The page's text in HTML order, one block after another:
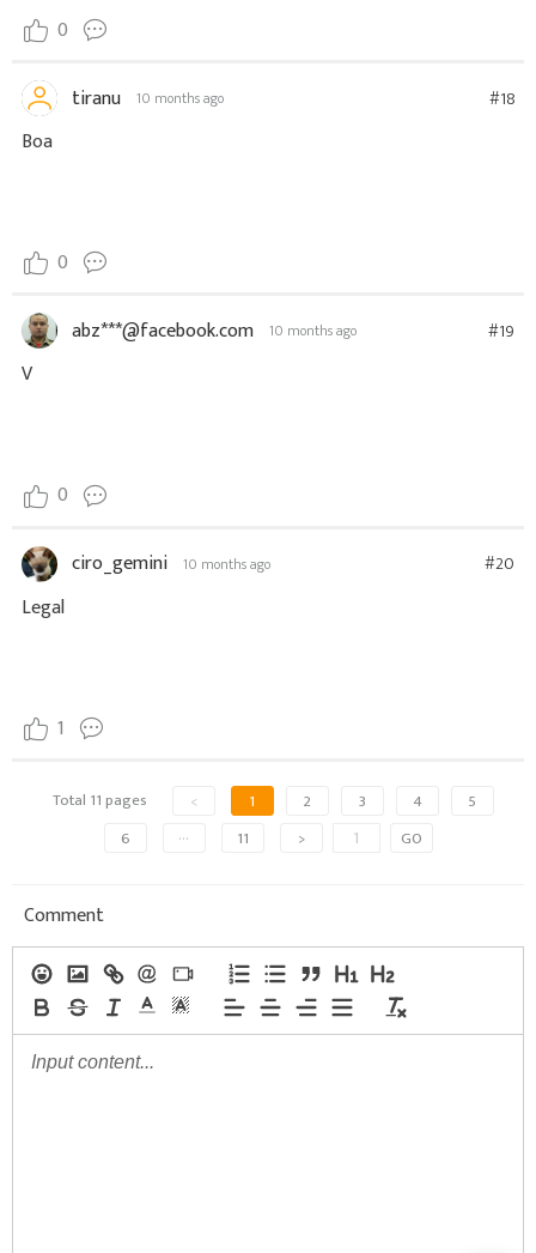
0
tiranu 10 months ago #18
Boa
0
abz***@facebook.com 10 months ago #19
V
0
ciro_gemini 10 months ago #20
Legal
1
Total 11 pages < 1 2 3 4
5
6
··· 11 > GO
Comment